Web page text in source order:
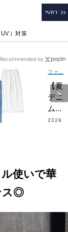
）対策
【夏
デニ
ム速
報】
円！
裕な
2026
Recommended by
使いで華
ス◎